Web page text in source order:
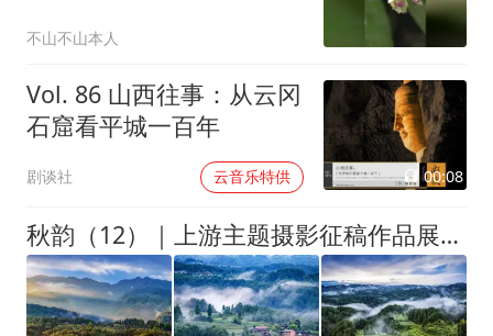
不山不山本人
Vol. 86 山西往事：从云冈
石窟看平城一百年
剧谈社 云音乐特供 00:08
秋韵（12）｜上游主题摄影征稿作品展——周永富作品